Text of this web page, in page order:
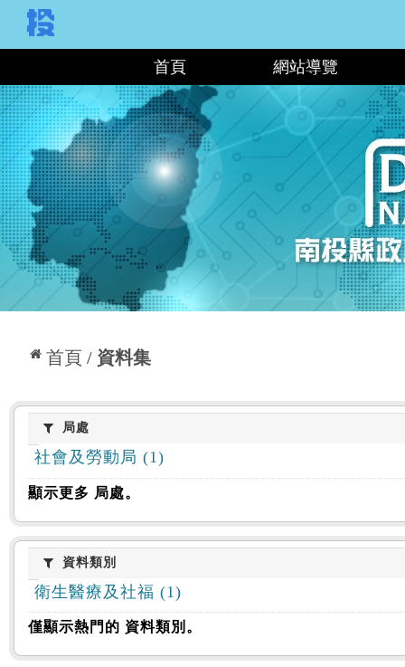
首頁 網站導覽
首頁 資料集
:::
局處局處
社會及勞動局 (1)
顯示更多 局處。
資料類別
資料類別
衛生醫療及社福 (1)
僅顯示熱門的 資料類別。